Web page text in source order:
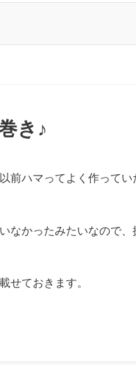
き♪
前ハマってよく作ってい
なかったみたいなので、
せておきます。